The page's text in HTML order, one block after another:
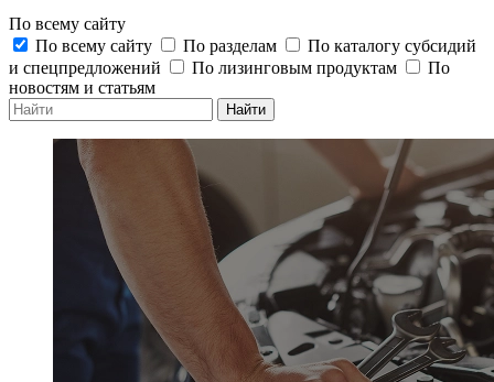
По всему сайту
По всему сайту
По разделам
По каталогу субсидий
и спецпредложений
По лизинговым продуктам
По
новостям и статьям
Найти